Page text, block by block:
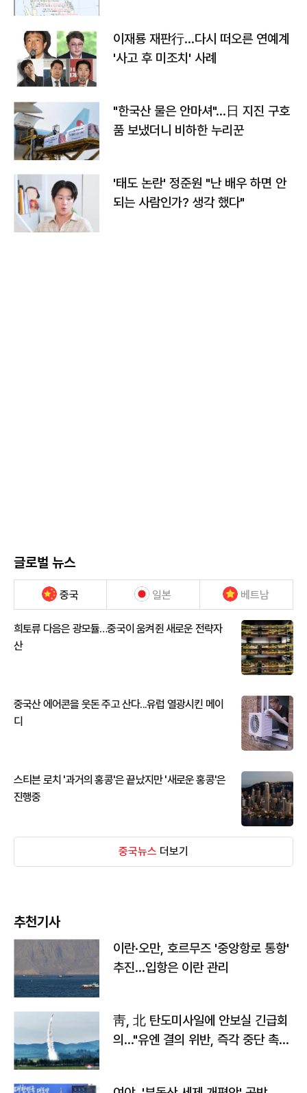
이재룡 재판行…다시 떠오른 연예계
'사고 후 미조치' 사례
"한국산 물은 안마셔"…日 지진 구호
품 보냈더니 비하한 누리꾼
'태도 논란' 정준원 "난 배우 하면 안
되는 사람인가? 생각 했다"
글로벌 뉴스
중국 일본 베트남
희토류 다음은 광모듈…중국이 움켜쥔 새로운 전략자
산
중국산 에어콘을 웃돈 주고 산다...유럽 열광시킨 메이
디
스티븐 로치 '과거의 홍콩'은 끝났지만 '새로운 홍콩'은
진행중
중국뉴스 더보기
추천기사
이란·오만, 호르무즈 '중앙항로 통항'
추진…입항은 이란 관리
靑, 北 탄도미사일에 안보실 긴급회
의…"유엔 결의 위반, 즉각 중단 촉